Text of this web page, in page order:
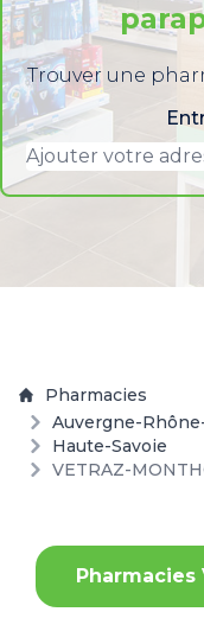
Trouver une
Pharmacies
Auvergne-
Haute-Savoie
VETRAZ-
Pharmacies